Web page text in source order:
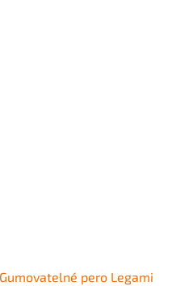
Gumovatelné pero Legami